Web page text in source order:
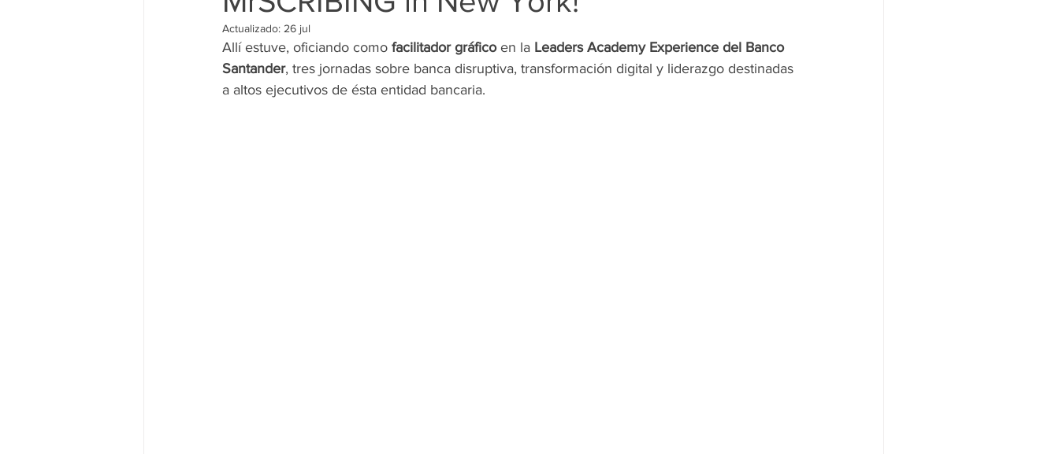
Actualizado: 26 jul
Allí estuve, oficiando como facilitador gráfico en la Leaders Academy Experience del Banco
Santander, tres jornadas sobre banca disruptiva, transformación digital y liderazgo destinadas
a altos ejecutivos de ésta entidad bancaria.